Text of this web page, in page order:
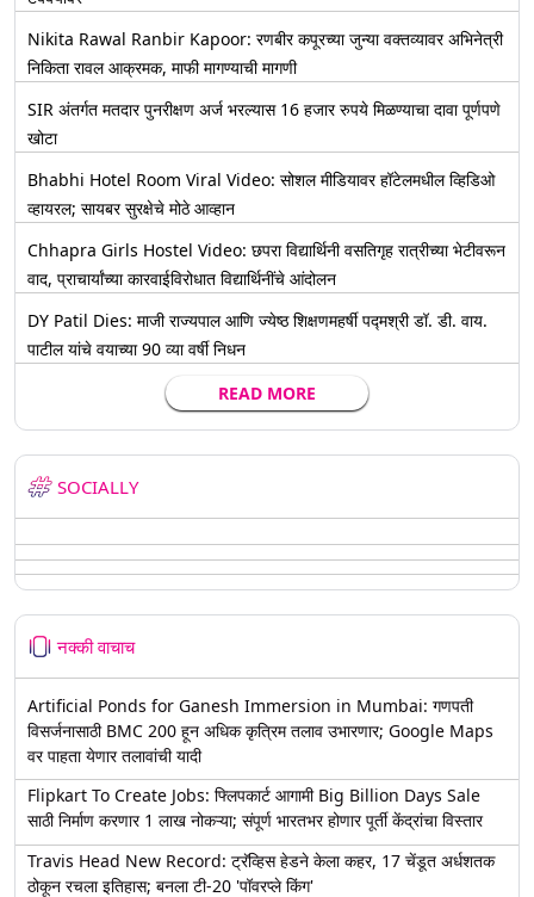
Nikita Rawal Ranbir Kapoor: रणबीर कपूरच्या जुन्या वक्तव्यावर अभिनेत्री
निकिता रावल आक्रमक, माफी मागण्याची मागणी
SIR अंतर्गत मतदार पुनरीक्षण अर्ज भरल्यास 16 हजार रुपये मिळण्याचा दावा पूर्णपणे
खोटा
Bhabhi Hotel Room Viral Video: सोशल मीडियावर हॉटेलमधील व्हिडिओ
व्हायरल; सायबर सुरक्षेचे मोठे आव्हान
Chhapra Girls Hostel Video: छपरा विद्यार्थिनी वसतिगृह रात्रीच्या भेटीवरून
वाद, प्राचार्यांच्या कारवाईविरोधात विद्यार्थिनींचे आंदोलन
DY Patil Dies: माजी राज्यपाल आणि ज्येष्ठ शिक्षणमहर्षी पद्मश्री डॉ. डी. वाय.
पाटील यांचे वयाच्या 90 व्या वर्षी निधन
READ MORE
SOCIALLY
नक्की वाचाच
Artificial Ponds for Ganesh Immersion in Mumbai: गणपती
विसर्जनासाठी BMC 200 हून अधिक कृत्रिम तलाव उभारणार; Google Maps
वर पाहता येणार तलावांची यादी
Flipkart To Create Jobs: फ्लिपकार्ट आगामी Big Billion Days Sale
साठी निर्माण करणार 1 लाख नोकऱ्या; संपूर्ण भारतभर होणार पूर्ती केंद्रांचा विस्तार
Travis Head New Record: ट्रॅव्हिस हेडने केला कहर, 17 चेंडूत अर्धशतक
ठोकून रचला इतिहास; बनला टी-20 'पॉवरप्ले किंग'